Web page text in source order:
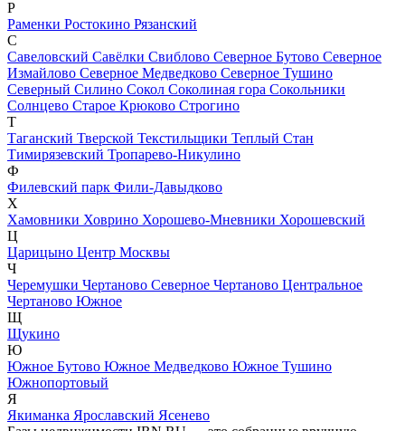
Р
Раменки Ростокино Рязанский
С
Савеловский Савёлки Свиблово Северное Бутово Северное
Измайлово Северное Медведково Северное Тушино
Северный Силино Сокол Соколиная гора Сокольники
Солнцево Старое Крюково Строгино
Т
Таганский Тверской Текстильщики Теплый Стан
Тимирязевский Тропарево-Никулино
Ф
Филевский парк Фили-Давыдково
Х
Хамовники Ховрино Хорошево-Мневники Хорошевский
Ц
Царицыно Центр Москвы
Ч
Черемушки Чертаново Северное Чертаново Центральное
Чертаново Южное
Щ
Щукино
Ю
Южное Бутово Южное Медведково Южное Тушино
Южнопортовый
Я
Якиманка Ярославский Ясенево